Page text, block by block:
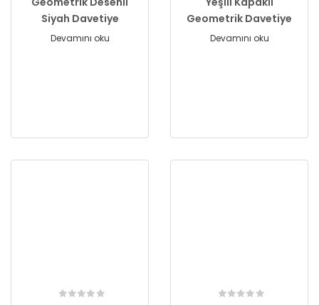
Siyah Davetiye
Devamını oku
Geometrik Davetiye
Devamını oku